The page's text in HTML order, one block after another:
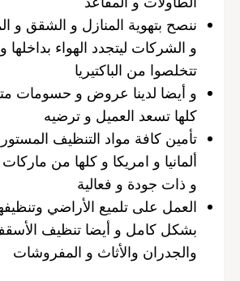
ننصح بتهوية المنازل و الشقق و
و الشركات ليتجدد الهواء بداخلها و
تتخلصوا من الباكتيريا
و أيضا لدينا عروض و حسومات
كلها تسعد العميل و ترضيه
تأمين كافة مواد التنظيف
ألمانيا و امريكا و كلها من
و ذات جودة و فعالية
العمل على تلميع الأراضي
بشكل كامل و أيضا تنظيف
والجدران والأثاث و المفروشات